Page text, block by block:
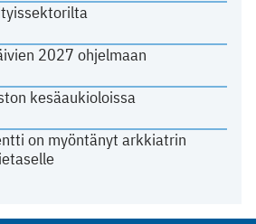
2027 ohjelmaan
kesäaukioloissa
on myöntänyt arkkiatrin